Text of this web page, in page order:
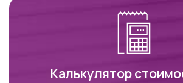
Калькулятор